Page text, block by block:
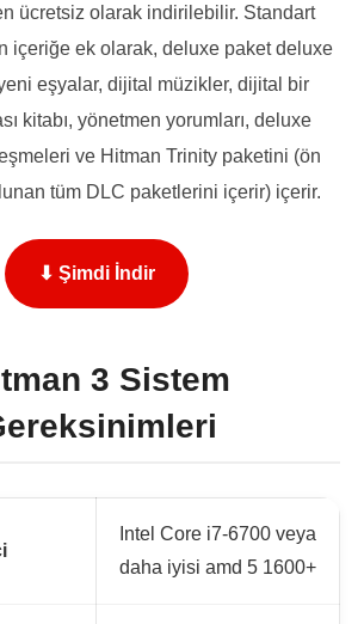
ücretsiz olarak indirilebilir. Standart
içeriğe ek olarak, deluxe paket deluxe
eşyalar, dijital müzikler, dijital bir
kitabı, yönetmen yorumları, deluxe
ve Hitman Trinity paketini (ön
tüm DLC paketlerini içerir) içerir.
⬇ Şimdi İndir
3 Sistem
Intel Core i7-6700 veya
daha iyisi amd 5 1600+